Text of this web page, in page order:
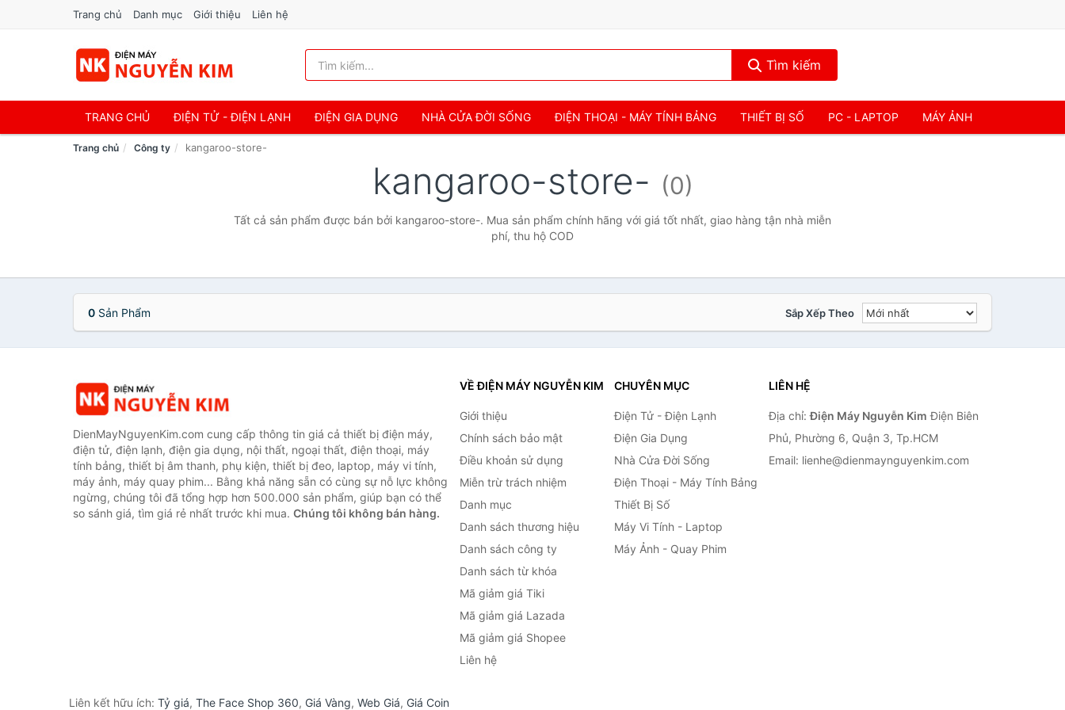
Trang chủ Danh mục Giới thiệu Liên hệ
Tìm kiếm
TRANG CHỦ ĐIỆN TỬ - ĐIỆN LẠNH ĐIỆN GIA DỤNG NHÀ CỬA ĐỜI SỐNG ĐIỆN THOẠI - MÁY TÍNH BẢNG THIẾT BỊ SỐ PC - LAPTOP MÁY ẢNH
Trang chủ Công ty kangaroo-store-
kangaroo-store- (0)
Tất cả sản phẩm được bán bởi kangaroo-store-. Mua sản phẩm chính hãng với giá tốt nhất, giao hàng tận nhà miễn
phí, thu hộ COD
0 Sản Phẩm Sắp Xếp Theo
DienMayNguyenKim.com cung cấp thông tin giá cả thiết bị điện máy,
điện tử, điện lạnh, điện gia dụng, nội thất, ngoại thất, điện thoại, máy
tính bảng, thiết bị âm thanh, phụ kiện, thiết bị đeo, laptop, máy vi tính,
máy ảnh, máy quay phim... Bằng khả năng sẵn có cùng sự nỗ lực không
ngừng, chúng tôi đã tổng hợp hơn 500.000 sản phẩm, giúp bạn có thể
so sánh giá, tìm giá rẻ nhất trước khi mua. Chúng tôi không bán hàng.
VỀ ĐIỆN MÁY NGUYỄN KIM
Giới thiệu
Chính sách bảo mật
Điều khoản sử dụng
Miễn trừ trách nhiệm
Danh mục
Danh sách thương hiệu
Danh sách công ty
Danh sách từ khóa
Mã giảm giá Tiki
Mã giảm giá Lazada
Mã giảm giá Shopee
Liên hệ
CHUYÊN MỤC
Điện Tử - Điện Lạnh
Điện Gia Dụng
Nhà Cửa Đời Sống
Điện Thoại - Máy Tính Bảng
Thiết Bị Số
Máy Vi Tính - Laptop
Máy Ảnh - Quay Phim
LIÊN HỆ
Địa chỉ:Điện Máy Nguyễn Kim Điện Biên
Phủ, Phường 6, Quận 3, Tp.HCM
Email: lienhe@dienmaynguyenkim.com
Liên kết hữu ích: Tỷ giá, The Face Shop 360, Giá Vàng, Web Giá, Giá Coin